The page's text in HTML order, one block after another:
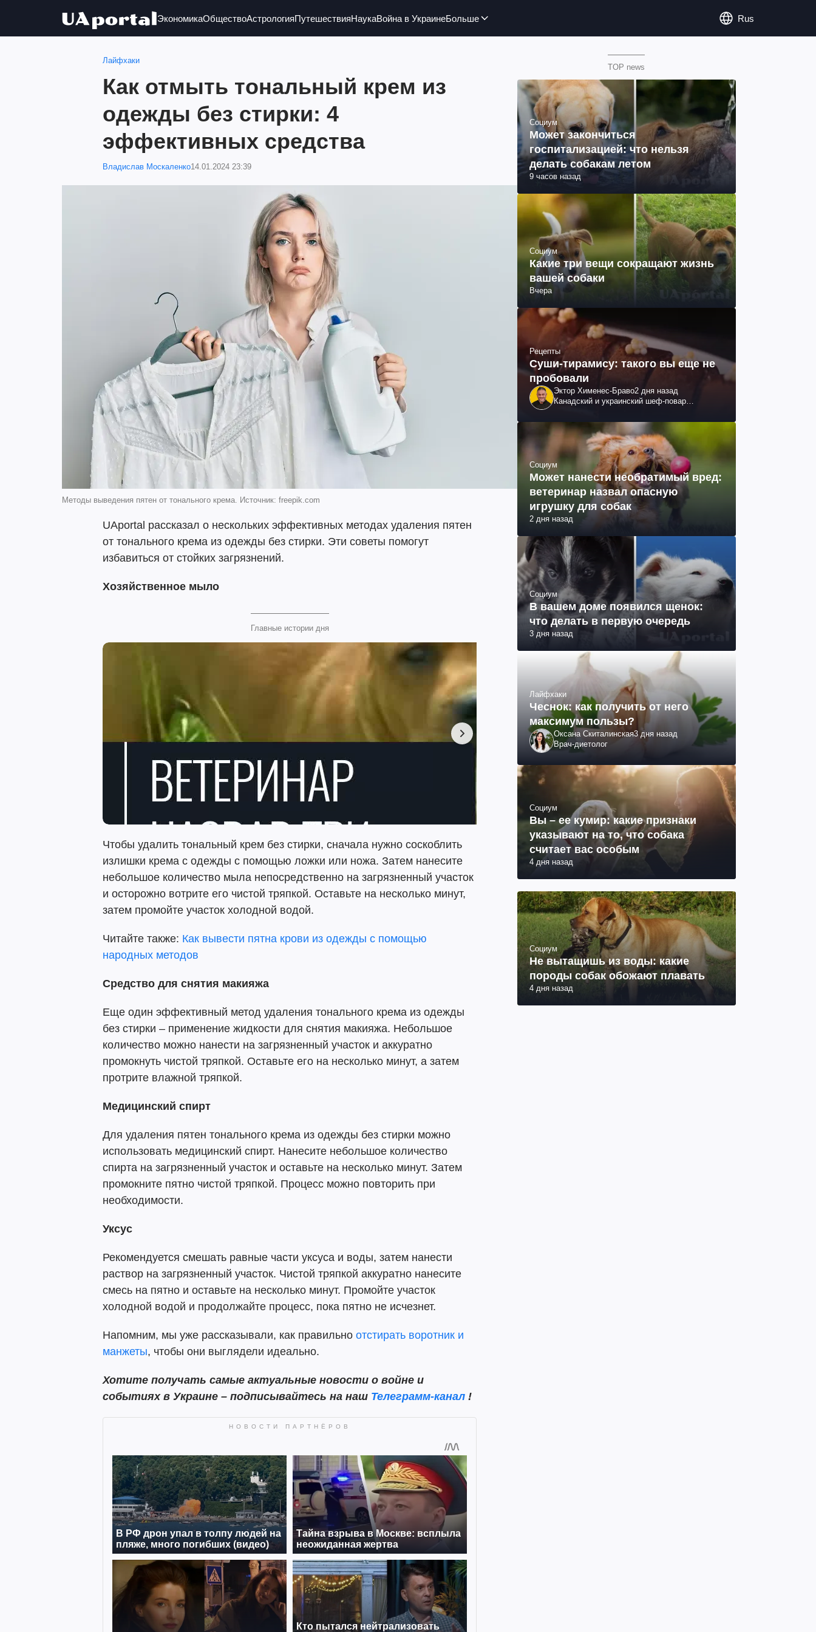
ЭкономикаОбществоАстрологияПутешествияНаукаВойна в УкраинеБольше Rus
Лайфхаки
Как отмыть тональный крем из
одежды без стирки: 4
эффективных средства
Владислав Москаленко14.01.2024 23:39
Методы выведения пятен от тонального крема. Источник: freepik.com
UAportal рассказал о нескольких эффективных методах удаления пятен
от тонального крема из одежды без стирки. Эти советы помогут
избавиться от стойких загрязнений.
Хозяйственное мыло
Главные истории дня
Чтобы удалить тональный крем без стирки, сначала нужно соскоблить
излишки крема с одежды с помощью ложки или ножа. Затем нанесите
небольшое количество мыла непосредственно на загрязненный участок
и осторожно вотрите его чистой тряпкой. Оставьте на несколько минут,
затем промойте участок холодной водой.
Читайте также: Как вывести пятна крови из одежды с помощью
народных методов
Средство для снятия макияжа
Еще один эффективный метод удаления тонального крема из одежды
без стирки – применение жидкости для снятия макияжа. Небольшое
количество можно нанести на загрязненный участок и аккуратно
промокнуть чистой тряпкой. Оставьте его на несколько минут, а затем
протрите влажной тряпкой.
Медицинский спирт
Для удаления пятен тонального крема из одежды без стирки можно
использовать медицинский спирт. Нанесите небольшое количество
спирта на загрязненный участок и оставьте на несколько минут. Затем
промокните пятно чистой тряпкой. Процесс можно повторить при
необходимости.
Уксус
Рекомендуется смешать равные части уксуса и воды, затем нанести
раствор на загрязненный участок. Чистой тряпкой аккуратно нанесите
смесь на пятно и оставьте на несколько минут. Промойте участок
холодной водой и продолжайте процесс, пока пятно не исчезнет.
Напомним, мы уже рассказывали, как правильно отстирать воротник и
манжеты, чтобы они выглядели идеально.
Хотите получать самые актуальные новости о войне и
событиях в Украине – подписывайтесь на наш Телеграмм-канал !
TOP news
Социум
Может закончиться
госпитализацией: что нельзя
делать собакам летом
9 часов назад
Социум
Какие три вещи сокращают жизнь
вашей собаки
Вчера
Рецепты
Суши-тирамису: такого вы еще не
пробовали
Эктор Хименес-Браво2 дня назад
Канадский и украинский шеф-повар
телеведущий
Социум
Может нанести необратимый вред:
ветеринар назвал опасную
игрушку для собак
2 дня назад
Социум
В вашем доме появился щенок:
что делать в первую очередь
3 дня назад
Лайфхаки
Чеснок: как получить от него
максимум пользы?
Оксана Скиталинская3 дня назад
Врач-диетолог
Социум
Вы – ее кумир: какие признаки
указывают на то, что собака
считает вас особым
4 дня назад
Социум
Не вытащишь из воды: какие
породы собак обожают плавать
4 дня назад